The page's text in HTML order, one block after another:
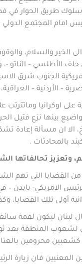
وسلوك طريق الحوار في
امام المجتمع
الخير والسلام،
الأطلسي – الناتو -،
الجنوب شرق
– الأردنية –
اوكرانيا وماتترتب
بينها نزع فتيل
الا ان مسألة
بالمحادثات .
وتعزيز تحالفاتها
من القضايا التي تهم
الامريكي-
أولى تلك
لبنان ليكون لقمة
لشعوب المنطقة بعد
كشعبين محرومين
المعنيين فان زيارة